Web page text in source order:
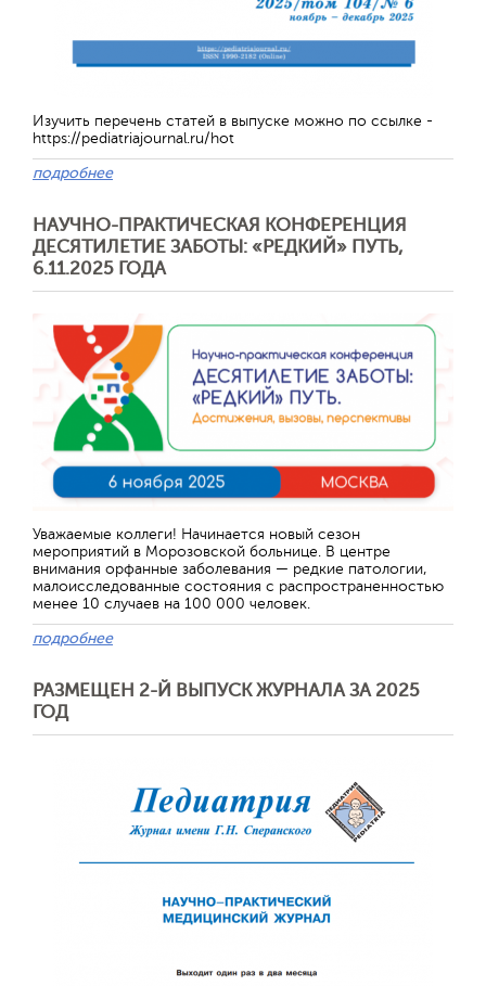
Изучить перечень статей в выпуске можно по ссылке -
https://pediatriajournal.ru/hot
подробнее
НАУЧНО-ПРАКТИЧЕСКАЯ КОНФЕРЕНЦИЯ
ДЕСЯТИЛЕТИЕ ЗАБОТЫ: «РЕДКИЙ» ПУТЬ,
6.11.2025 ГОДА
Уважаемые коллеги! Начинается новый сезон
мероприятий в Морозовской больнице. В центре
внимания орфанные заболевания — редкие патологии,
малоисследованные состояния с распространенностью
менее 10 случаев на 100 000 человек.
подробнее
РАЗМЕЩЕН 2-Й ВЫПУСК ЖУРНАЛА ЗА 2025
ГОД